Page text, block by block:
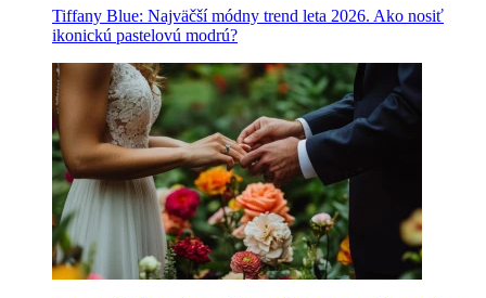
Tiffany Blue: Najväčší módny trend leta 2026. Ako nosiť
ikonickú pastelovú modrú?